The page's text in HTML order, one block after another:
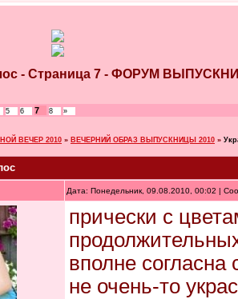
- Страница 7 - ФОРУМ
5 6 7 8 »
ВЕЧЕР 2010 » ВЕЧЕРНИЙ ОБРАЗ ВЫПУСКНИЦЫ 2010 »
Дата: Понедельник, 09.08.2010, 00:02 |
прически с
вполне
не очень-то